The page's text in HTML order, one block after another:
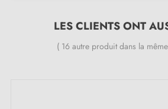
145
Largeurs disponibles :20 mm,
LES CLIENTS ONT
( 16 autre produit dans la